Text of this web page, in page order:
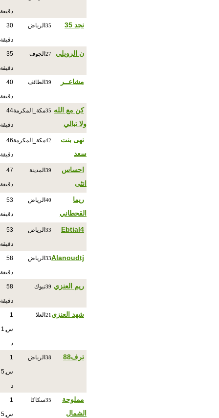
دقيقة
نجد 35 35 الرياض 30
دقيقة
ن الرويلي 27 الجوف 35
دقيقة
مشاعــر 39 الطائف 40
دقيقة
كن مع الله
ولا تبالي
35مكة_المكرمة44
دقيقة
نهى بنت
سعد
42مكة_المكرمة46
دقيقة
احساس
انثى
39 المدينة 47
دقيقة
ريما
القحطاني
40 الرياض 53
دقيقة
Ebtial4
33 الرياض 53
دقيقة
Alanoudtj
33 الرياض 58
دقيقة
ريم العنزي 39تبوك 58
دقيقة
شهد العنزي 21 العلا 1
س,1
د
ترف88 38 الرياض 1
س,5
د
مملوحة
الشمال
35سكاكا 1
س,5